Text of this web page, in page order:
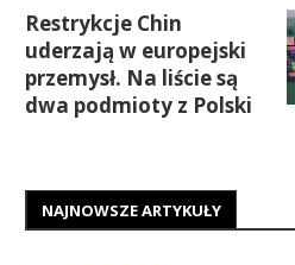
Restrykcje Chin
uderzają w europejski
przemysł. Na liście są
dwa podmioty z Polski
NAJNOWSZE ARTYKUŁY